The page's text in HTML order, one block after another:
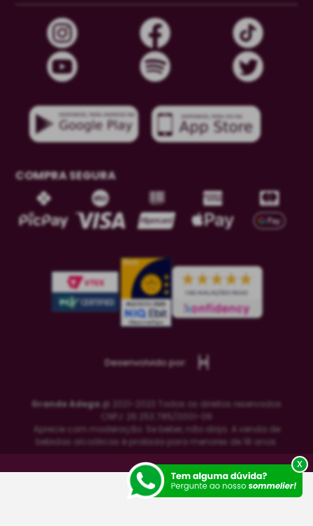
x
COMPRA SEGURA
Desenvolvido por:
Grande Adega @ 2021-2023 Todos os direitos reservados
CNPJ: 26.253.785/0001-06
Aprecie com moderação. Se beber, não dirija. A venda de
bebidas alcoólicas é proibida para menores de 18 anos.